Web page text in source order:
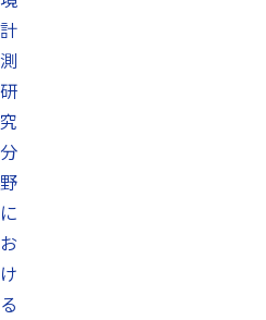
計
測
研
究
分
野
に
お
け
る